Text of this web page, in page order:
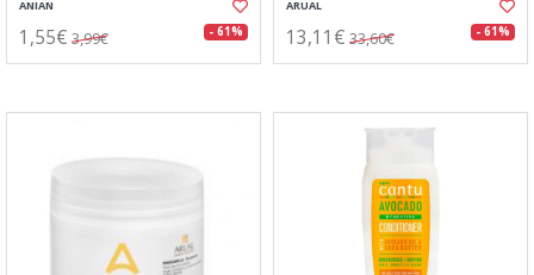
ANIAN
1,55€ 3,99€ - 61%
ARUAL
13,11€ 33,60€ - 61%